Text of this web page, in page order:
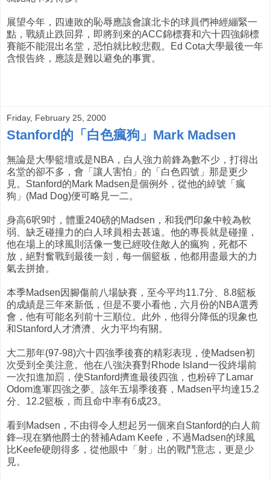
展望今年，四連敗的恥辱應該會讓北卡的球員們神經繃緊一
點，戰績止跌回昇，即將到來的ACC錦標賽和六十四強錦標
賽能不能混出名堂，恐怕就比較悲觀。Ed Cota大學最後一年
含恨告終，應該是難以避免的事實。
Friday, February 25, 2000
Stanford的「白色瘋狗」Mark Madsen
無論是大學籃壇或是NBA，白人強力前鋒為數不少，打得出
名堂的卻不多，會「讓人害怕」的「白色四號」那是更少
見。Stanford的Mark Madsen是個例外，從他的綽號「瘋
狗」(Mad Dog)便可略見一二。
身高6呎9吋，體重240磅的Madsen，和我們印象中較為軟
弱、缺乏碰撞力的白人球員相去甚遠。他的專長就是碰撞，
他在場上的球風則活像一隻已經咬住敵人的瘋狗，死都不
放，絕對奮戰到最後一刻，每一個籃板，他都用盡最大的力
氣去拼搶。
本季Madsen因腳傷前八場缺賽，至今平均11.7分、8.8籃板
的成績是三年來新低，但是不要小看他，六月份的NBA選秀
會，他有可能名列前十三順位。此外，他得分降低的現象也
和Stanford人才濟濟、火力平均有關。
大二那年(97-98)六十四強季後賽的精彩表現，使Madsen初
次受到全美注意。他在八強決賽對Rhode Island一役終場前
一次扣進加罰，使Stanford擠進最後四強，也粉碎了Lamar
Odom進軍四強之夢。該年五場季後賽，Madsen平均達15.2
分、12.2籃板，而且命中率有6成23。
看到Madsen，不由得令人想起另一個來自Stanford的白人前
鋒─現在猶他爵士的替補Adam Keefe，不過Madsen的球風
比Keefe硬朗得多，從他眼中「射」出的戰鬥意志，更是少
見。